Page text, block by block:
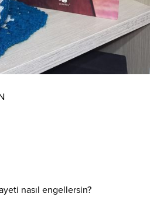
nasıl engellersin?